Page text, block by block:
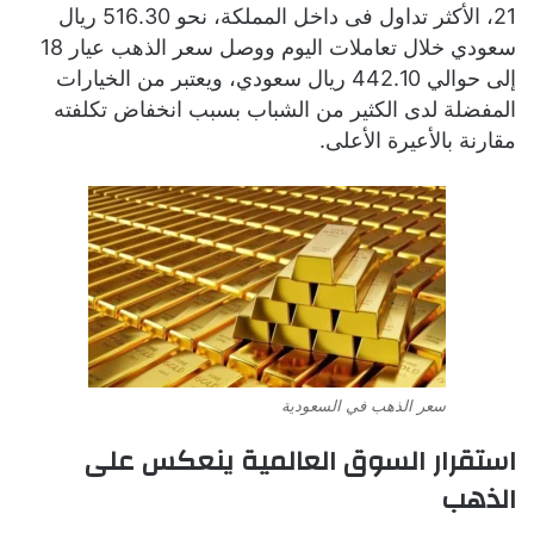
21، الأكثر تداول فى داخل المملكة، نحو 516.30 ريال
سعودي خلال تعاملات اليوم ووصل سعر الذهب عيار 18
إلى حوالي 442.10 ريال سعودي، ويعتبر من الخيارات
المفضلة لدى الكثير من الشباب بسبب انخفاض تكلفته
مقارنة بالأعيرة الأعلى.
سعر الذهب في السعودية
استقرار السوق العالمية ينعكس على
الذهب